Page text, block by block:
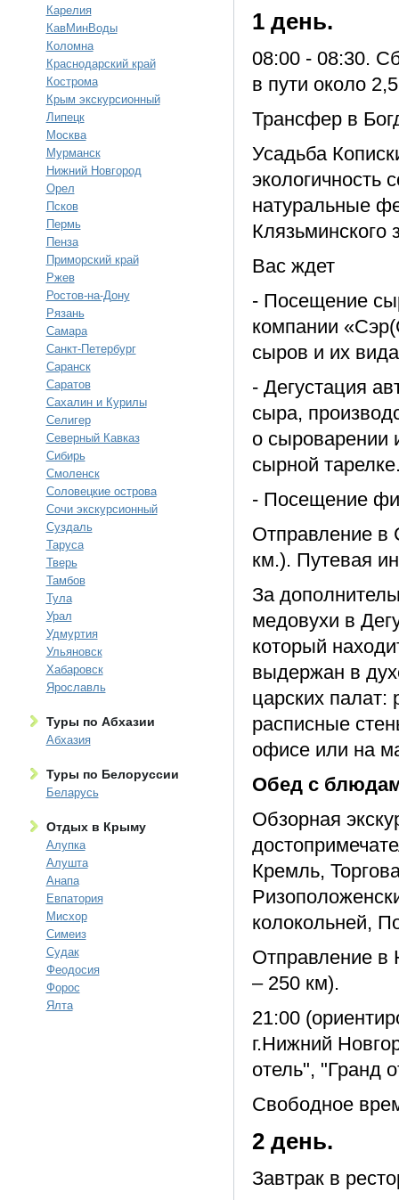
Карелия
КавМинВоды
Коломна
Краснодарский край
Кострома
Крым экскурсионный
Липецк
Москва
Мурманск
Нижний Новгород
Орел
Псков
Пермь
Пенза
Приморский край
Ржев
Ростов-на-Дону
Рязань
Самара
Санкт-Петербург
Саранск
Саратов
Сахалин и Курилы
Селигер
Северный Кавказ
Сибирь
Смоленск
Соловецкие острова
Сочи экскурсионный
Суздаль
Таруса
Тверь
Тамбов
Тула
Урал
Удмуртия
Ульяновск
Хабаровск
Ярославль
Туры по Абхазии
Абхазия
Туры по Белоруссии
Беларусь
Отдых в Крыму
Алупка
Алушта
Анапа
Евпатория
Мисхор
Симеиз
Судак
Феодосия
Форос
Ялта
1 день.
08:00 - 08:30.
в пути около
Трансфер в
Усадьба
экологичность
натуральные
Клязьминского
Вас ждет
- Посещение
компании
сыров и их
- Дегустация
сыра,
о сыроварении
сырной
- Посещение
Отправление в
км.). Путевая
За
медовухи в
который
выдержан в
царских палат:
расписные
офисе или на
Обед с
Обзорная
Кремль,
колокольней,
Отправление в
– 250 км).
21:00
г.Нижний
отель", "Гранд
Свободное
2 день.
Завтрак в